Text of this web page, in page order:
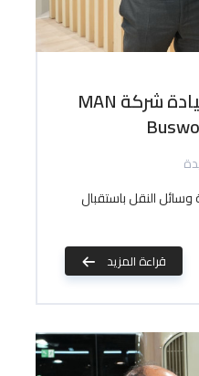
جيوشي تستضيف قيادة شركة MAN
النقل باستقبال
قراءة المزيد